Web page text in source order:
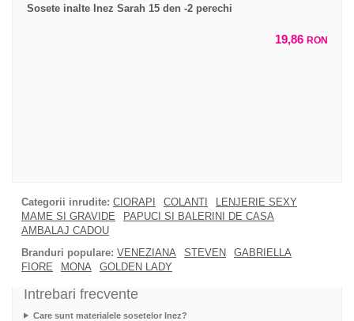
Sosete inalte Inez Sarah 15 den -2 perechi
19,86 RON
Categorii inrudite: CIORAPI COLANTI
LENJERIE SEXY
MAME SI GRAVIDE
PAPUCI SI BALERINI DE CASA
AMBALAJ CADOU
Branduri populare: VENEZIANA STEVEN
GABRIELLA
FIORE
MONA GOLDEN LADY
Intrebari frecvente
Care sunt materialele sosetelor Inez?